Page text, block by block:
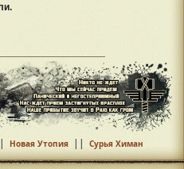
Новая Утопия || Сурья Химан